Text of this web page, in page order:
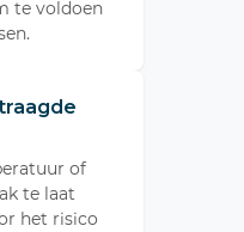
te voldoen
of
te laat
het risico